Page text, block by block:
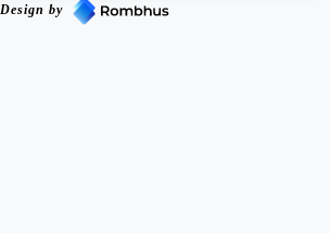
Design by